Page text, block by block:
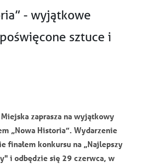
- wyjątkowe
sztuce i
Miejska zaprasza na wyjątkowy
„Nowa Historia”. Wydarzenie
finałem konkursu na „Najlepszy
i odbędzie się 29 czerwca, w